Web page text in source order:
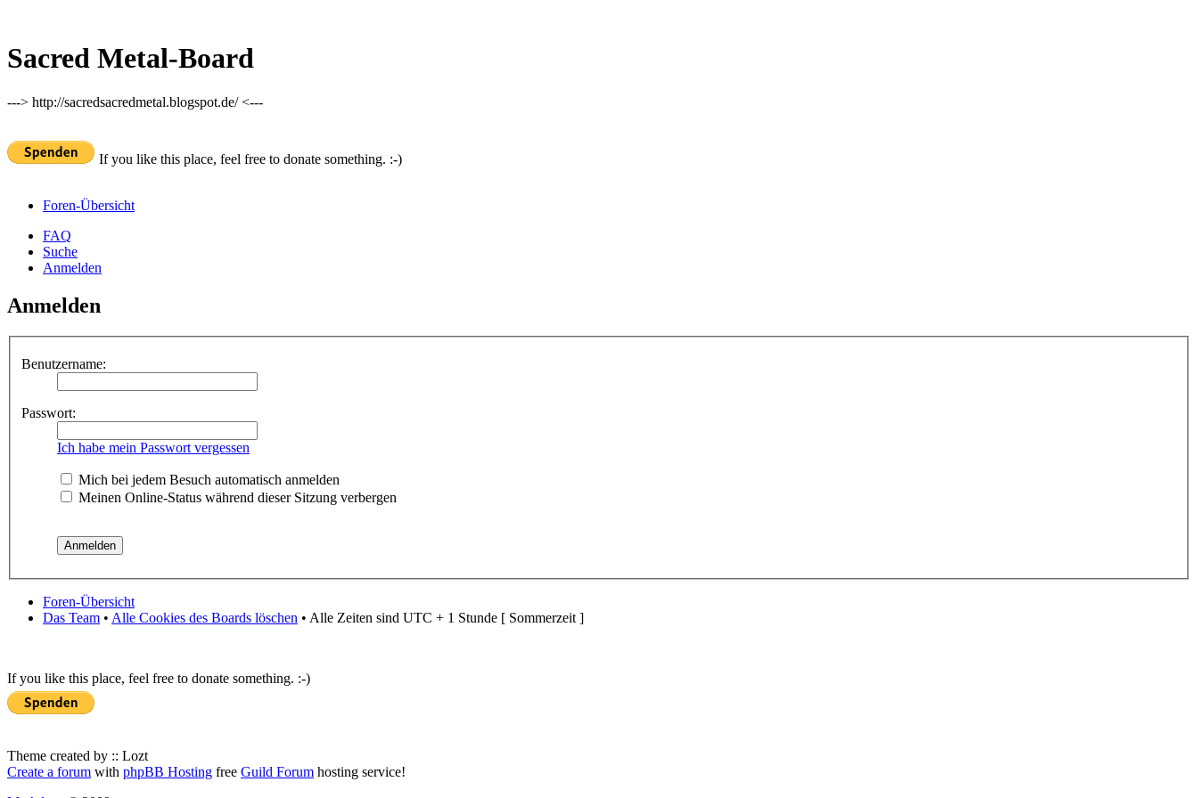
Sacred Metal-Board
---> http://sacredsacredmetal.blogspot.de/ <---
If you like this place, feel free to donate something. :-)
Foren-Übersicht
FAQ
Suche
Anmelden
Anmelden
Benutzername:
Passwort:
Ich habe mein Passwort vergessen
Mich bei jedem Besuch automatisch anmelden
Meinen Online-Status während dieser Sitzung verbergen
Foren-Übersicht
Das Team • Alle Cookies des Boards löschen • Alle Zeiten sind UTC + 1 Stunde [ Sommerzeit ]
If you like this place, feel free to donate something. :-)
Theme created by :: Lozt
Create a forum with phpBB Hosting free Guild Forum hosting service!